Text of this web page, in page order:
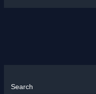
Search